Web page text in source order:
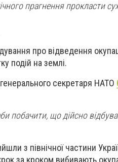
прагнення прокласти
про відведення
подій на землі.
секретаря НАТО
побачити, що дійсно
з північної частини
за кроком вибивають